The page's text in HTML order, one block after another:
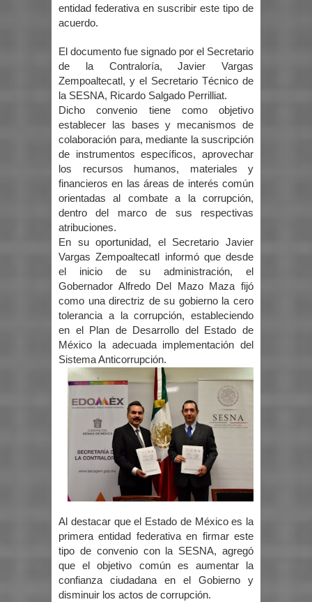
entidad federativa en suscribir este tipo de
acuerdo.
El documento fue signado por el Secretario
de la Contraloría, Javier Vargas
Zempoaltecatl, y el Secretario Técnico de
la SESNA, Ricardo Salgado Perrilliat.
Dicho convenio tiene como objetivo
establecer las bases y mecanismos de
colaboración para, mediante la suscripción
de instrumentos específicos, aprovechar
los recursos humanos, materiales y
financieros en las áreas de interés común
orientadas al combate a la corrupción,
dentro del marco de sus respectivas
atribuciones.
En su oportunidad, el Secretario Javier
Vargas Zempoaltecatl informó que desde
el inicio de su administración, el
Gobernador Alfredo Del Mazo Maza fijó
como una directriz de su gobierno la cero
tolerancia a la corrupción, estableciendo
en el Plan de Desarrollo del Estado de
México la adecuada implementación del
Sistema Anticorrupción.
Al destacar que el Estado de México es la
primera entidad federativa en firmar este
tipo de convenio con la SESNA, agregó
que el objetivo común es aumentar la
confianza ciudadana en el Gobierno y
disminuir los actos de corrupción.